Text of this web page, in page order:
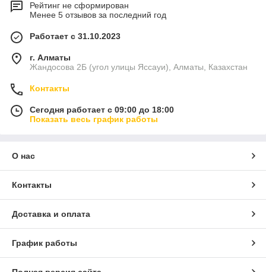
Рейтинг не сформирован
Менее 5 отзывов за последний год
Работает с 31.10.2023
г. Алматы
Жандосова 2Б (угол улицы Яссауи), Алматы, Казахстан
Контакты
Сегодня работает с 09:00 до 18:00
Показать весь график работы
О нас
Контакты
Доставка и оплата
График работы